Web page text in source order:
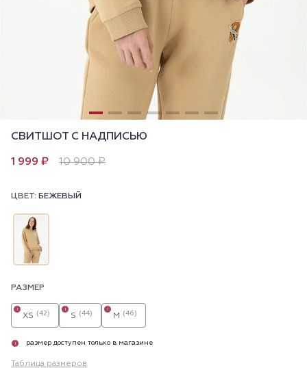
СВИТШОТ С НАДПИСЬЮ
1 999 ₽ 10 900 ₽
ЦВЕТ: БЕЖЕВЫЙ
РАЗМЕР
XS (42)
i
S (44)
i
M (46)
i
i размер доступен только в магазине
Таблица размеров